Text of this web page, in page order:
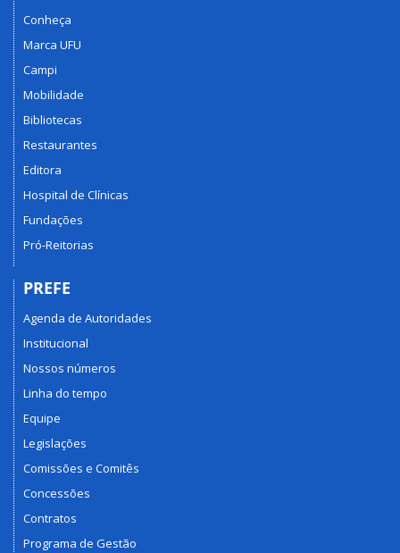
Conheça
Marca UFU
Campi
Mobilidade
Bibliotecas
Restaurantes
Editora
Hospital de Clínicas
Fundações
Pró-Reitorias
PREFE
Agenda de Autoridades
Institucional
Nossos números
Linha do tempo
Equipe
Legislações
Comissões e Comitês
Concessões
Contratos
Programa de Gestão